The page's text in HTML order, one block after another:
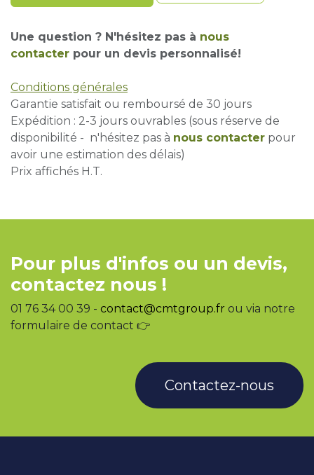
Une question ? N'hésitez pas à nous
contacter pour un devis personnalisé!
Conditions générales
Garantie satisfait ou remboursé de 30 jours
Expédition : 2-3 jours ouvrables (sous réserve de
disponibilité - n'hésitez pas à nous contacter pour
avoir une estimation des délais)
Prix affichés H.T.
Pour plus d'infos ou un devis,
contactez nous !
01 76 34 00 39 - contact@cmtgroup.fr ou via notre
formulaire de contact 👉
Contactez-nous